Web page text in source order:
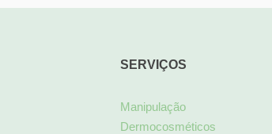
SERVIÇOS
Manipulação
Dermocosméticos